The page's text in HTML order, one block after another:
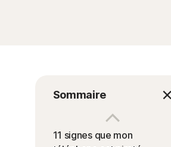
Sommaire
11 signes que mon